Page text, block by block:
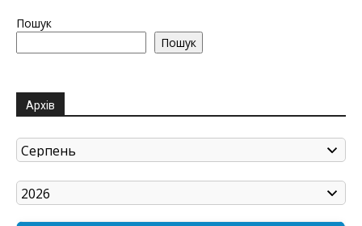
Пошук
Пошук
Архів